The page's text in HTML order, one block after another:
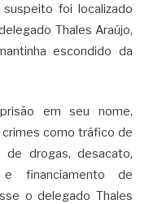
foi localizado
Thales Araújo,
escondido da
em seu nome,
como tráfico de
drogas, desacato,
e financiamento de
o delegado Thales